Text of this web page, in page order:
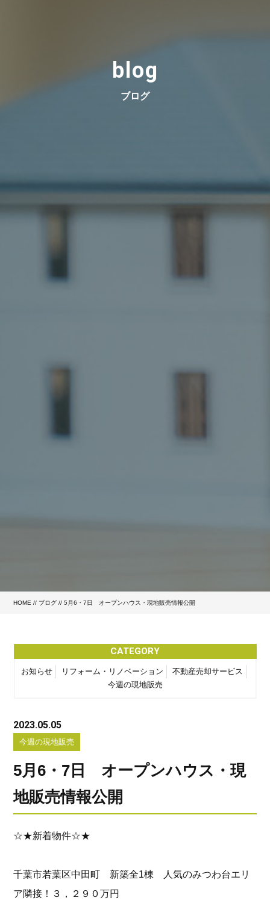
blog
ブログ
HOME // ブログ // 5月6・7日 オープンハウス・現地販売情報公開
CATEGORY
お知らせ リフォーム・リノベーション
不動産売却サービス
今週の現地販売
2023.05.05
今週の現地販売
5月6・7日 オープンハウス・現
地販売情報公開
☆★新着物件☆★
千葉市若葉区中田町 新築全1棟 人気のみつわ台エリ
ア隣接！３，２９０万円